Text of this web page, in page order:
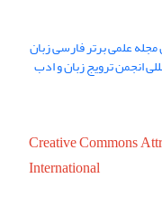
علمی برتر فارسی زبان
المللی انجمن ترویج زبان و ادب
Creative Commons
International